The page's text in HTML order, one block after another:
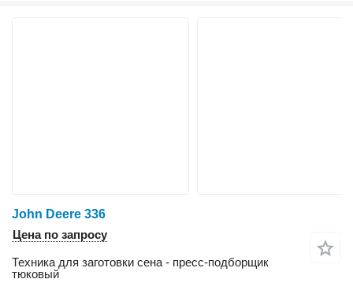
John Deere 336
Цена по запросу
Техника для заготовки сена - пресс-подборщик
тюковый